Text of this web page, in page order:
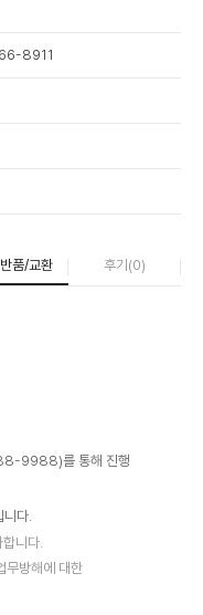
8911
품/교환 후기(0)
9988)를 통해 진행
니다.
니다.
무방해에 대한